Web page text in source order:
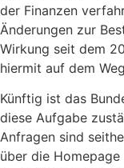
der Finanzen
Änderungen zur
Wirkung seit dem
hiermit auf dem
Künftig ist das
diese Aufgabe
Anfragen sind
über die